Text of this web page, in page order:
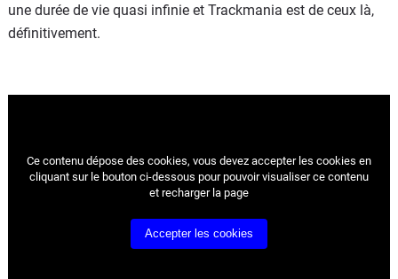
une durée de vie quasi infinie et Trackmania est de ceux là,
définitivement.
Ce contenu dépose des cookies, vous devez accepter les cookies en
cliquant sur le bouton ci-dessous pour pouvoir visualiser ce contenu
et recharger la page
Accepter les cookies